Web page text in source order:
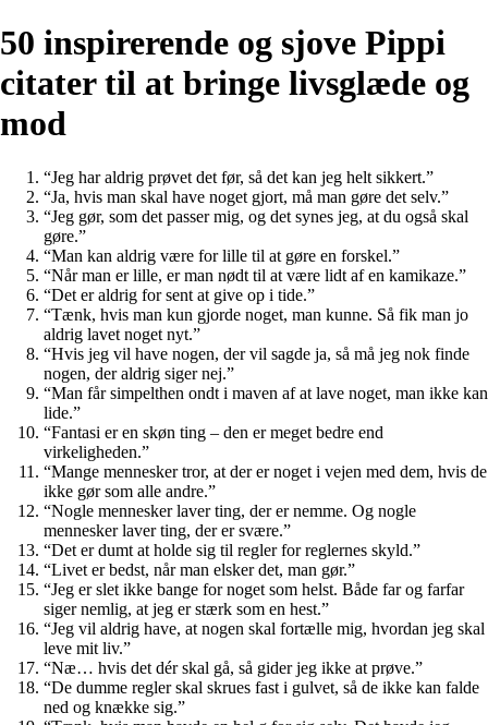
50 inspirerende og sjove Pippi
citater til at bringe livsglæde og
mod
“Jeg har aldrig prøvet det før, så det kan jeg helt sikkert.”
“Ja, hvis man skal have noget gjort, må man gøre det selv.”
“Jeg gør, som det passer mig, og det synes jeg, at du også skal
gøre.”
“Man kan aldrig være for lille til at gøre en forskel.”
“Når man er lille, er man nødt til at være lidt af en kamikaze.”
“Det er aldrig for sent at give op i tide.”
“Tænk, hvis man kun gjorde noget, man kunne. Så fik man jo
aldrig lavet noget nyt.”
“Hvis jeg vil have nogen, der vil sagde ja, så må jeg nok finde
nogen, der aldrig siger nej.”
“Man får simpelthen ondt i maven af at lave noget, man ikke kan
lide.”
“Fantasi er en skøn ting – den er meget bedre end
virkeligheden.”
“Mange mennesker tror, at der er noget i vejen med dem, hvis de
ikke gør som alle andre.”
“Nogle mennesker laver ting, der er nemme. Og nogle
mennesker laver ting, der er svære.”
“Det er dumt at holde sig til regler for reglernes skyld.”
“Livet er bedst, når man elsker det, man gør.”
“Jeg er slet ikke bange for noget som helst. Både far og farfar
siger nemlig, at jeg er stærk som en hest.”
“Jeg vil aldrig have, at nogen skal fortælle mig, hvordan jeg skal
leve mit liv.”
“Næ… hvis det dér skal gå, så gider jeg ikke at prøve.”
“De dumme regler skal skrues fast i gulvet, så de ikke kan falde
ned og knække sig.”